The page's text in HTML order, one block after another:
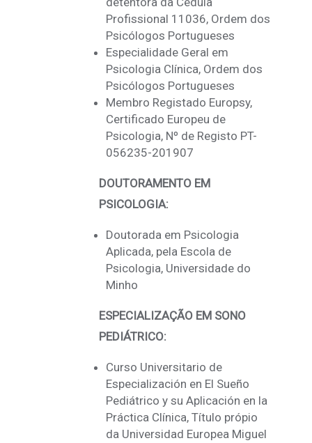
Profissional 11036, Ordem dos
Psicólogos Portugueses
Especialidade Geral em
Psicologia Clínica, Ordem dos
Psicólogos Portugueses
Membro Registado Europsy,
Certificado Europeu de
Psicologia, Nº de Registo PT-
056235-201907
DOUTORAMENTO EM
PSICOLOGIA:
Doutorada em Psicologia
Aplicada, pela Escola de
Psicologia, Universidade do
Minho
ESPECIALIZAÇÃO EM SONO
PEDIÁTRICO:
Curso Universitario de
Especialización en El Sueño
Pediátrico y su Aplicación en la
Práctica Clínica, Título própio
da Universidad Europea Miguel